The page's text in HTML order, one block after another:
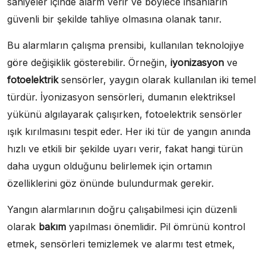
güvenli bir şekilde tahliye olmasına olanak tanır.
Bu alarmların çalışma prensibi, kullanılan teknolojiye
göre değişiklik gösterebilir. Örneğin, iyonizasyon ve
fotoelektriksensörler, yaygın olarak kullanılan iki temel
türdür. İyonizasyon sensörleri, dumanın elektriksel
yükünü algılayarak çalışırken, fotoelektrik sensörler
ışık kırılmasını tespit eder. Her iki tür de yangın anında
hızlı ve etkili bir şekilde uyarı verir, fakat hangi türün
daha uygun olduğunu belirlemek için ortamın
özelliklerini göz önünde bulundurmak gerekir.
Yangın alarmlarının doğru çalışabilmesi için düzenli
olarak bakım yapılması önemlidir. Pil ömrünü kontrol
etmek, sensörleri temizlemek ve alarmı test etmek,